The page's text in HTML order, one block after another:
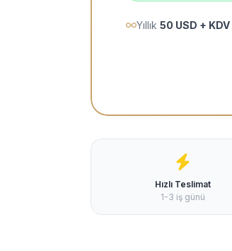
Yıllık 50 USD + KDV
Hızlı Teslimat
1-3 iş günü